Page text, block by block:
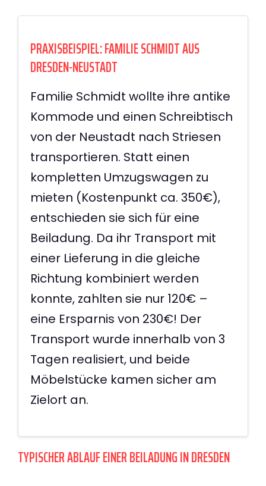
PRAXISBEISPIEL: FAMILIE SCHMIDT AUS
DRESDEN-NEUSTADT
Familie Schmidt wollte ihre antike
Kommode und einen Schreibtisch
von der Neustadt nach Striesen
transportieren. Statt einen
kompletten Umzugswagen zu
mieten (Kostenpunkt ca. 350€),
entschieden sie sich für eine
Beiladung. Da ihr Transport mit
einer Lieferung in die gleiche
Richtung kombiniert werden
konnte, zahlten sie nur 120€ –
eine Ersparnis von 230€! Der
Transport wurde innerhalb von 3
Tagen realisiert, und beide
Möbelstücke kamen sicher am
Zielort an.
TYPISCHER ABLAUF EINER BEILADUNG IN DRESDEN